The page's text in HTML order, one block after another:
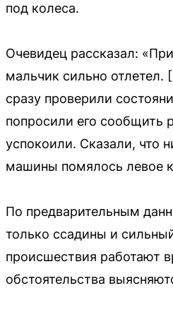
под колеса.
Очевидец рассказал:
мальчик сильно
сразу проверили
попросили его сообщить
успокоили. Сказали, что
машины помялось левое
По предварительным
только ссадины и
происшествия работают
обстоятельства